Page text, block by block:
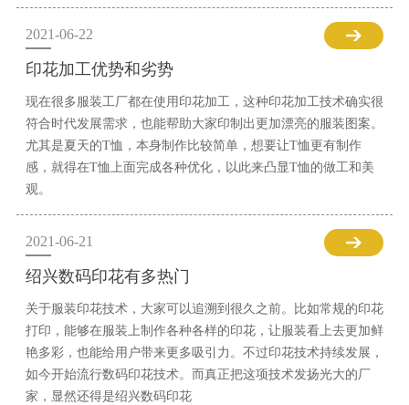
2021-06-22
印花加工优势和劣势
现在很多服装工厂都在使用印花加工，这种印花加工技术确实很
符合时代发展需求，也能帮助大家印制出更加漂亮的服装图案。
尤其是夏天的T恤，本身制作比较简单，想要让T恤更有制作
感，就得在T恤上面完成各种优化，以此来凸显T恤的做工和美
观。
2021-06-21
绍兴数码印花有多热门
关于服装印花技术，大家可以追溯到很久之前。比如常规的印花
打印，能够在服装上制作各种各样的印花，让服装看上去更加鲜
艳多彩，也能给用户带来更多吸引力。不过印花技术持续发展，
如今开始流行数码印花技术。而真正把这项技术发扬光大的厂
家，显然还得是绍兴数码印花